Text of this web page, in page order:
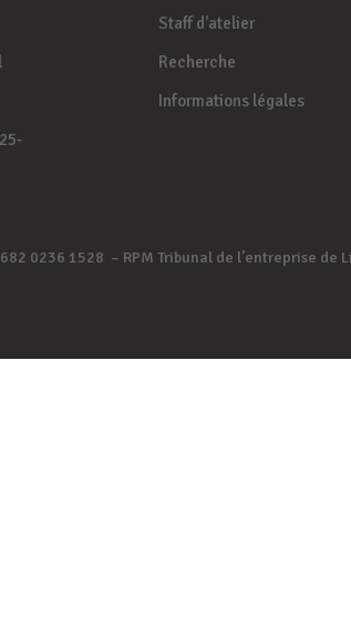
Staff d'atelier
Recherche
Informations légales
0236 1528 – RPM Tribunal de l’entreprise de